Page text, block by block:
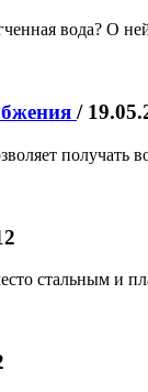
вода? О
/
получать
стальным и